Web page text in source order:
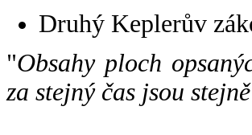
Druhý Keplerův
"Obsahy ploch
za stejný čas jsou